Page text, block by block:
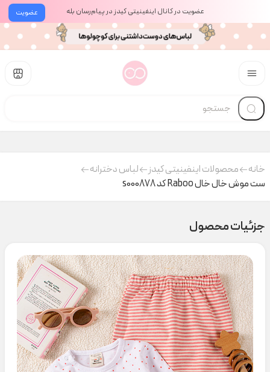
عضویت عضویت در کانال اینفینیتی کیدز در پیام‌رسان بله
خانه محصولات اینفینیتی کیدز
لباس دخترانه
ست موش خال خال Raboo کد s000878
جزئیات محصول